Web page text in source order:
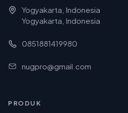
Yogyakarta, Indonesia
Yogyakarta, Indonesia
0851881419980
nugpro@gmail.com
PRODUK